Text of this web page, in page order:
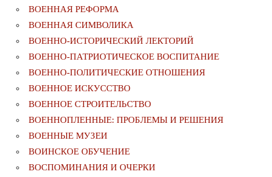
ВОЕННАЯ РЕФОРМА
ВОЕННАЯ СИМВОЛИКА
ВОЕННО-ИСТОРИЧЕСКИЙ ЛЕКТОРИЙ
ВОЕННО-ПАТРИОТИЧЕСКОЕ ВОСПИТАНИЕ
ВОЕННО-ПОЛИТИЧЕСКИE ОТНОШЕНИЯ
ВОЕННОЕ ИСКУССТВО
ВОЕННОЕ СТРОИТЕЛЬСТВО
ВОЕННОПЛЕННЫЕ: ПРОБЛЕМЫ И РЕШЕНИЯ
ВОЕННЫЕ МУЗЕИ
ВОИНСКОЕ ОБУЧЕНИЕ
ВОСПОМИНАНИЯ И ОЧЕРКИ